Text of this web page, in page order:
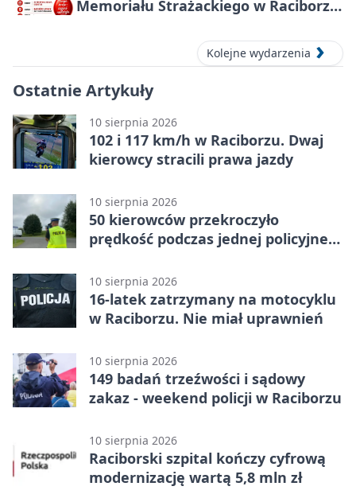
Memoriału Strażackiego w Raciborzu
Kolejne wydarzenia
Ostatnie Artykuły
10 sierpnia 2026
102 i 117 km/h w Raciborzu. Dwaj
kierowcy stracili prawa jazdy
10 sierpnia 2026
50 kierowców przekroczyło
prędkość podczas jednej policyjnej
10 sierpnia 2026
16-latek zatrzymany na motocyklu
w Raciborzu. Nie miał uprawnień
10 sierpnia 2026
149 badań trzeźwości i sądowy
zakaz - weekend policji w Raciborzu
10 sierpnia 2026
Raciborski szpital kończy cyfrową
modernizację wartą 5,8 mln zł